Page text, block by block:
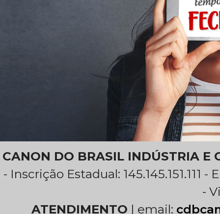
CANON DO BRASIL INDÚSTRIA E
- Inscrição Estadual: 145.145.151.111
-
ATENDIMENTO | email: